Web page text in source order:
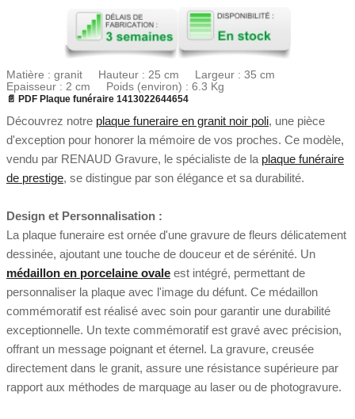
Matière : granit Hauteur : 25 cm Largeur : 35 cm
Epaisseur : 2 cm Poids (environ) : 6.3 Kg
📄 PDF Plaque funéraire 1413022644654
Découvrez notre plaque funeraire en granit noir poli, une pièce
d'exception pour honorer la mémoire de vos proches. Ce modèle,
vendu par RENAUD Gravure, le spécialiste de la plaque funéraire
de prestige, se distingue par son élégance et sa durabilité.
Design et Personnalisation :
La plaque funeraire est ornée d'une gravure de fleurs délicatement
dessinée, ajoutant une touche de douceur et de sérénité. Un
médaillon en porcelaine ovale est intégré, permettant de
personnaliser la plaque avec l'image du défunt. Ce médaillon
commémoratif est réalisé avec soin pour garantir une durabilité
exceptionnelle. Un texte commémoratif est gravé avec précision,
offrant un message poignant et éternel. La gravure, creusée
directement dans le granit, assure une résistance supérieure par
rapport aux méthodes de marquage au laser ou de photogravure.